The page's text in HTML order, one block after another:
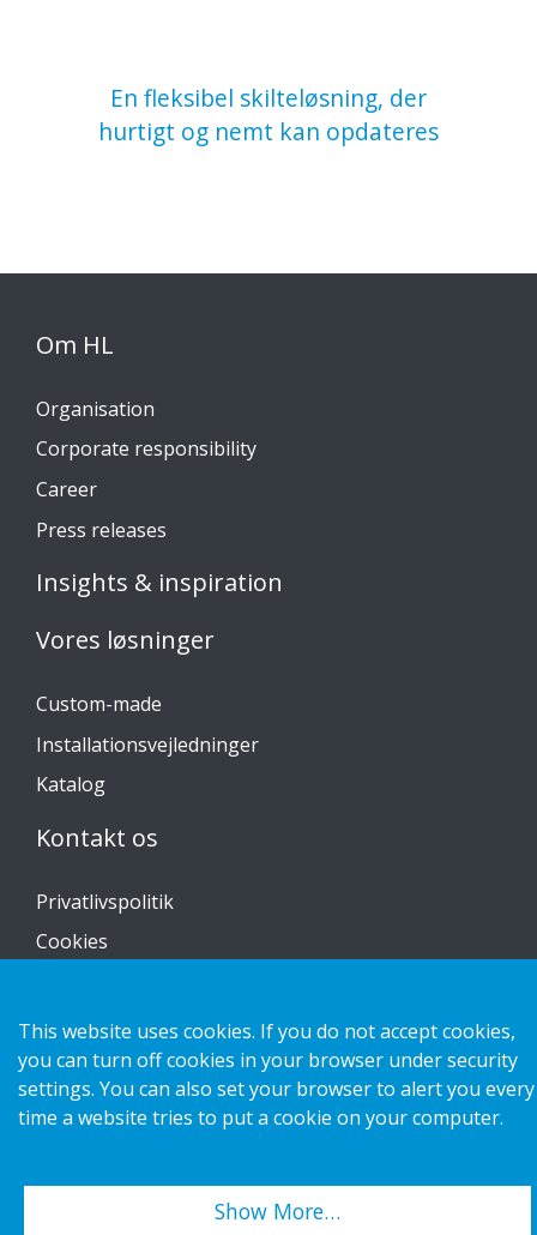
En fleksibel skilteløsning, der
hurtigt og nemt kan opdateres
Om HL
Organisation
Corporate responsibility
Career
Press releases
Insights & inspiration
Vores løsninger
Custom-made
Installationsvejledninger
Katalog
Kontakt os
Privatlivspolitik
Cookies
Copyright 2026 HL Display AB. All rights reserved.
This website uses cookies. If you do not accept cookies,
you can turn off cookies in your browser under security
settings. You can also set your browser to alert you every
time a website tries to put a cookie on your computer.
Show More…